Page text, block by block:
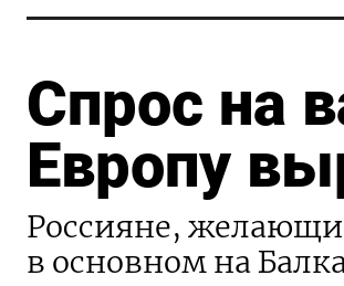
Спрос на
Европу
Россияне,
в основном на